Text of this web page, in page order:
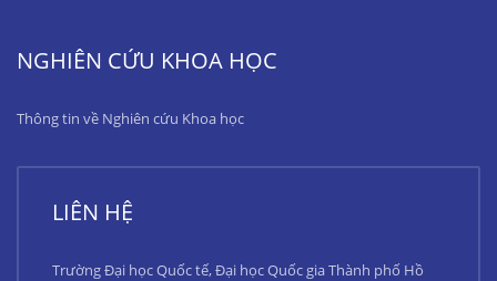
NGHIÊN CỨU KHOA HỌC
Thông tin về Nghiên cứu Khoa học
LIÊN HỆ
Trường Đại học Quốc tế, Đại học Quốc gia Thành phố Hồ